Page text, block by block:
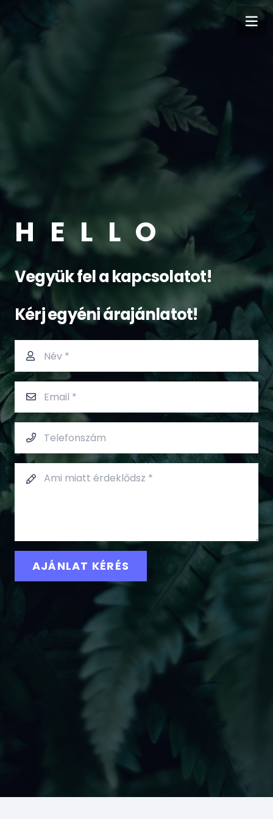
H E L L O
Vegyük fel a kapcsolatot!
Kérj egyéni árajánlatot!
AJÁNLAT KÉRÉS